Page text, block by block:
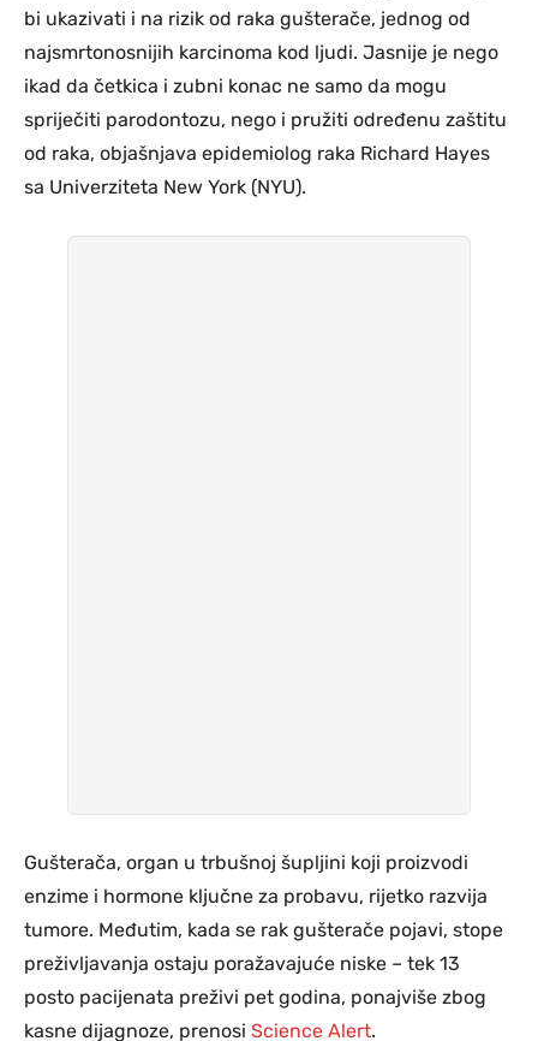
bi ukazivati i na rizik od raka gušterače, jednog od
najsmrtonosnijih karcinoma kod ljudi. Jasnije je nego
ikad da četkica i zubni konac ne samo da mogu
spriječiti parodontozu, nego i pružiti određenu zaštitu
od raka, objašnjava epidemiolog raka Richard Hayes
sa Univerziteta New York (NYU).
Gušterača, organ u trbušnoj šupljini koji proizvodi
enzime i hormone ključne za probavu, rijetko razvija
tumore. Međutim, kada se rak gušterače pojavi, stope
preživljavanja ostaju poražavajuće niske – tek 13
posto pacijenata preživi pet godina, ponajviše zbog
kasne dijagnoze, prenosi Science Alert.